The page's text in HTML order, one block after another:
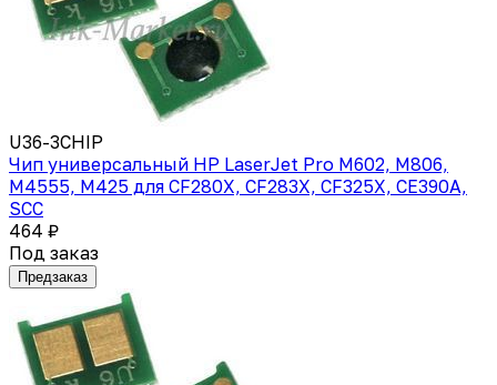
U36-3CHIP
Чип универсальный HP LaserJet Pro M602, M806,
M4555, M425 для CF280X, CF283X, CF325X, CE390A,
SCС
464 ₽
Под заказ
Предзаказ